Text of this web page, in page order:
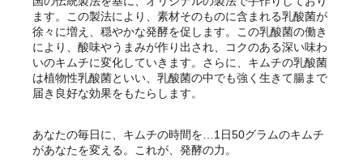
ます。この製法により、素材そのものに含まれる乳酸菌が
徐々に増え、穏やかな発酵を促します。この乳酸菌の働き
により、酸味やうまみが作り出され、コクのある深い味わ
いのキムチに変化していきます。さらに、キムチの乳酸菌
は植物性乳酸菌といい、乳酸菌の中でも強く生きて腸まで
届き良好な効果をもたらします。
あなたの毎日に、キムチの時間を…1日50グラムのキムチ
があなたを変える。これが、発酵の力。